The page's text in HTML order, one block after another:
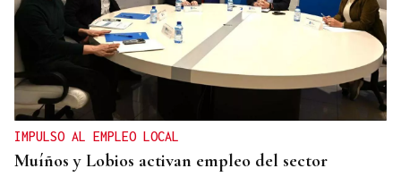
IMPULSO AL EMPLEO LOCAL
Muíños y Lobios activan empleo del sector